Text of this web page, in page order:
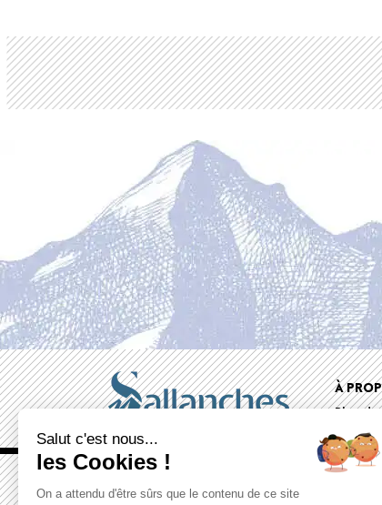
À
Plan du
Salut c'est nous...
les Cookies !
On a attendu d'être sûrs que le contenu de ce site